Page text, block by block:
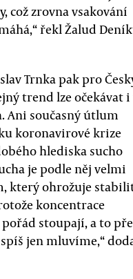
což zrovna vsakování
řekl Žalud
Trnka pak pro
trend lze očekávat i
Ani současný útlum
koronavirové krize
hlediska sucho
je podle něj velmi
který ohrožuje
koncentrace
stoupají, a to
jen mluvíme,“